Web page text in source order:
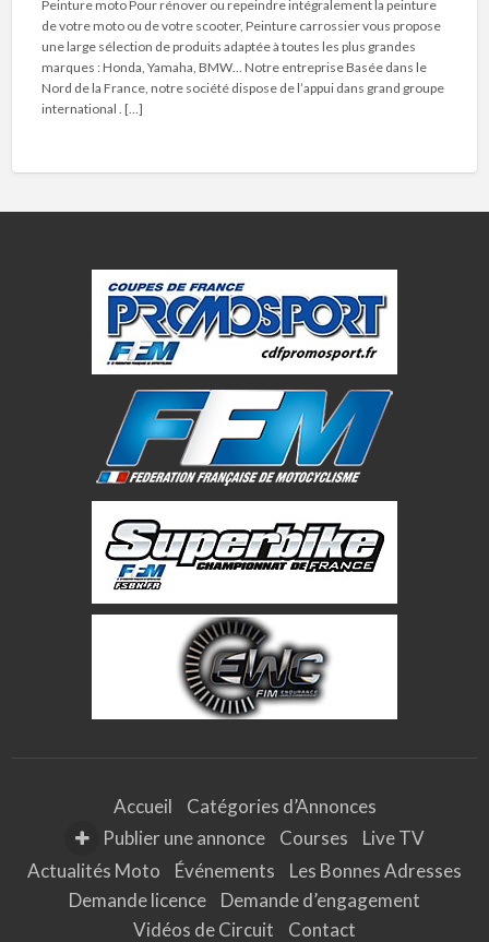
Peinture moto Pour rénover ou repeindre intégralement la peinture
de votre moto ou de votre scooter, Peinture carrossier vous propose
une large sélection de produits adaptée à toutes les plus grandes
marques : Honda, Yamaha, BMW… Notre entreprise Basée dans le
Nord de la France, notre société dispose de l’appui dans grand groupe
international . […]
Accueil
Catégories d’Annonces
Publier une annonce
Courses
Live TV
Actualités Moto
Événements
Les Bonnes Adresses
Demande licence
Demande d’engagement
Vidéos de Circuit
Contact